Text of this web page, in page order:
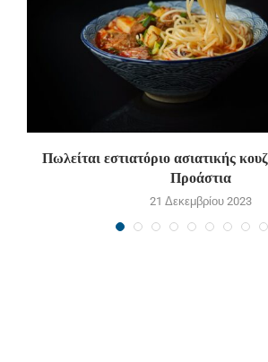
Πωλείται εστιατόριο ασιατικής
Προάστια
21 Δεκεμβρίου 2023